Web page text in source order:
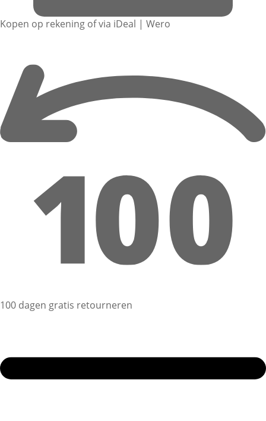
Kopen op rekening of via iDeal | Wero
100 dagen gratis retourneren